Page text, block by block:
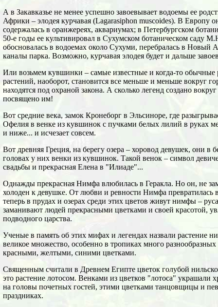
А в Закавказье не менее успешно завоевывает водоемы ее
Африки – элодея курчавая (Lagarasiphon muscoides). В Европу
содержалась в оранжереях, аквариумах; в Петербургском
50-е годы ее культивировал в Сухумском ботаническом саду
обосновалась в водоемах около Сухуми, перебралась в
каналы парка. Возможно, курчавая элодея будет и дальше
Или возьмем кувшинки – самые известные и когда-то
растений, наоборот, становится все меньше и меньше вокруг
находятся под охраной закона. А сколько легенд создано
посвящено им!
Вот средние века, замок Кронеборг в Эльсиноре, где
Офелия в венке из кувшинок с пучками белых лилий в руках
и ниже... и исчезает совсем.
Вот древняя Греция, на берегу озера – хоровод девушек, они в
головах у них венки из кувшинок. Такой венок – символ
свадьбы и прекрасная Елена в "Илиаде"...
Однажды прекрасная Нимфа влюбилась в Геракла. Но он, не
холоден к девушке. От любви и ревности Нимфа превратилась
теперь в прудах и озерах среди этих цветов живут нимфы –
заманивают людей прекрасными цветками и своей красотой,
подводного царства.
Ученые в память об этих мифах и легендах назвали растение
великое множество, особенно в тропиках много
красными, желтыми, синими цветками.
Священным считали в Древнем Египте цветок голубой
это растение лотосом. Венками из цветков "лотоса" украшали
на головы почетных гостей, этими цветками танцовщицы и
праздниках.